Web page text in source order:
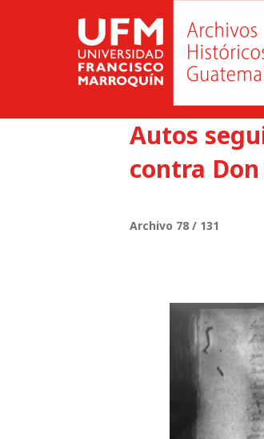
Autos
contra
Archivo 78 / 131